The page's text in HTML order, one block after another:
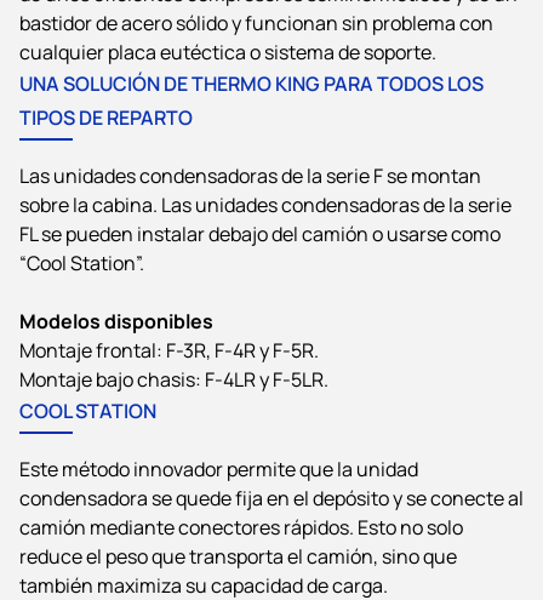
bastidor de acero sólido y funcionan sin problema con
cualquier placa eutéctica o sistema de soporte.
UNA SOLUCIÓN DE THERMO KING PARA TODOS LOS
TIPOS DE REPARTO
Las unidades condensadoras de la serie F se montan
sobre la cabina. Las unidades condensadoras de la serie
FL se pueden instalar debajo del camión o usarse como
“Cool Station”.
Modelos disponibles
Montaje frontal: F-3R, F-4R y F-5R.
Montaje bajo chasis: F-4LR y F-5LR.
COOL STATION
Este método innovador permite que la unidad
condensadora se quede fija en el depósito y se conecte al
camión mediante conectores rápidos. Esto no solo
reduce el peso que transporta el camión, sino que
también maximiza su capacidad de carga.